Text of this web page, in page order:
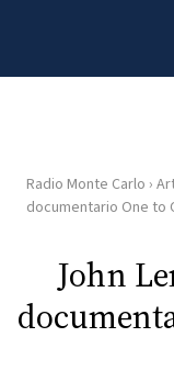
HOME
RADIO
WEB
Radio Monte Carlo ›
documentario One to
John